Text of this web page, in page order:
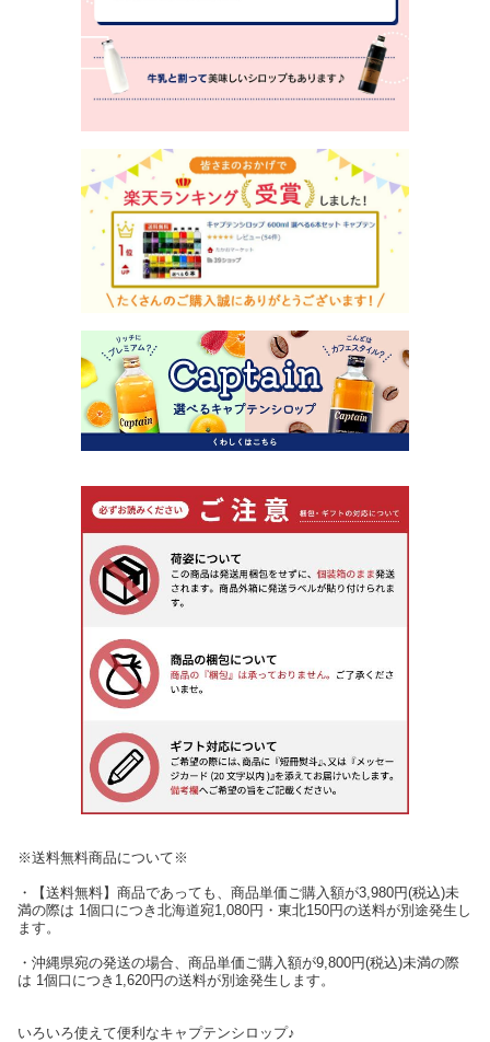
※送料無料商品について※
・【送料無料】商品であっても、商品単価ご購入額が3,980円(税込)未
満の際は 1個口につき北海道宛1,080円・東北150円の送料が別途発生し
ます。
・沖縄県宛の発送の場合、商品単価ご購入額が9,800円(税込)未満の際
は 1個口につき1,620円の送料が別途発生します。
いろいろ使えて便利なキャプテンシロップ♪